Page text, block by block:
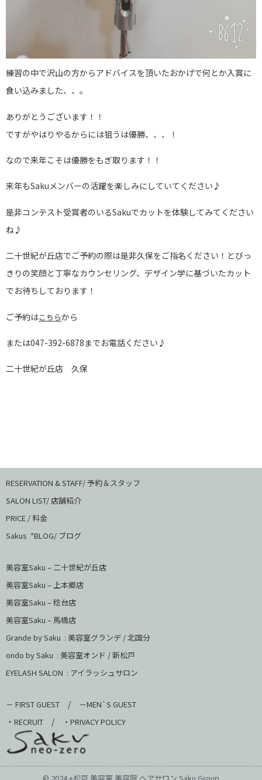
練習の中で沢山の方からアドバイスを頂いたおかげで何とか入賞に
食い込みました、、。
ありがとうございます！！
ですがやはりやるからには狙うは優勝、、、！
なので来年こそは優勝をもぎ取ります！！
来年もSakuメンバーの活躍を楽しみにしていてください♪
是非コンテスト受賞者のいるSakuでカットを体験してみてください
ね♪
二十世紀が丘店でご予約の際は是非久保をご指名ください！とびっ
きりの笑顔と丁寧なカウンセリング、デザイン学に基づいたカット
でお待ちしております！
ご予約はこちらから
または047-392-6878までお電話ください♪
二十世紀が丘店 久保
RESERVATION & STAFF/ 予約＆スタッフ
SALON LIST/ 店舗紹介
PRICE / 料金
Sakus *BLOG/ ブログ
美容室Saku – 二十世紀が丘店
美容室Saku –上本郷店
美容室Saku –稔台店
美容室Saku – 馬橋店
Grande by Saku : 美容室グランデ / 北国分
ondo by Saku : 美容室オンド / 新松戸
EYELASH SALON : アイラッシュサロン
－ FIRST GUEST / －MEN`S GUEST
・ RECRUIT / ・PRIVACY POLICY